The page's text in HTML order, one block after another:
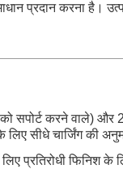
प्रदान करना है।
करने वाले) और
सीधे चार्जिंग की
प्रतिरोधी फिनिश